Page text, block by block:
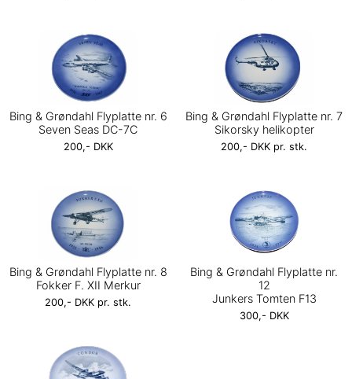
Bing & Grøndahl Flyplatte nr. 6
Seven Seas DC-7C
200,- DKK
Bing & Grøndahl Flyplatte nr. 7
Sikorsky helikopter
200,- DKK pr. stk.
Bing & Grøndahl Flyplatte nr. 8
Fokker F. XII Merkur
200,- DKK pr. stk.
Bing & Grøndahl Flyplatte nr.
12
Junkers Tomten F13
300,- DKK